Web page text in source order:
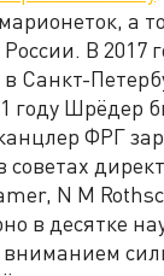
а
В 2017
году Шрёдер
ФРГ
советах
N M
в десятке